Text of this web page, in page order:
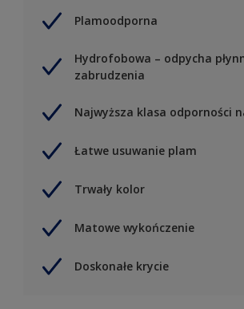
Plamoodporna
Hydrofobowa – odpycha
zabrudzenia
Najwyższa klasa odporności
Łatwe usuwanie plam
Trwały kolor
Matowe wykończenie
Doskonałe krycie